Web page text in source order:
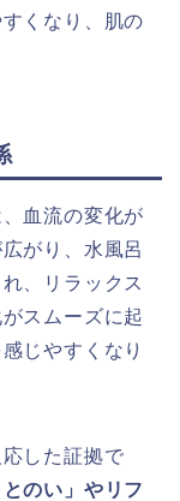
くなり、肌の
血流の変化が
がり、水風呂
、リラックス
スムーズに起
じやすくなり
した証拠で
のい」やリフ